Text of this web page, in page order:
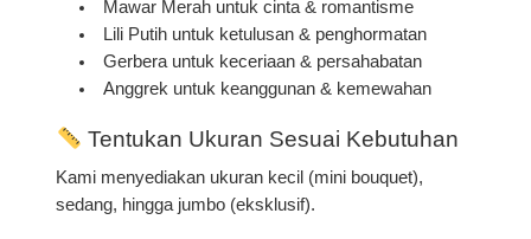
Mawar Merahuntuk cinta & romantisme
Lili Putihuntuk ketulusan & penghormatan
Gerberauntuk keceriaan & persahabatan
Anggrek untuk keanggunan & kemewahan
Tentukan Ukuran Sesuai Kebutuhan
Kami menyediakan ukuran kecil (mini bouquet),
sedang, hingga jumbo (eksklusif).